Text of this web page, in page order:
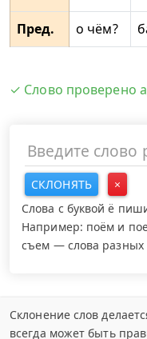
Пред. о чём?
✓ Слово проверено
СКЛОНЯТЬ
×
Слова с буквой ё
Например: поём и
съем — слова разных
Склонение слов
всегда может быть